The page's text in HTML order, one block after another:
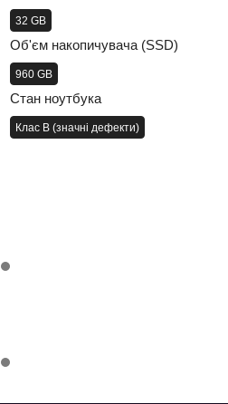
32 GB
Об'єм накопичувача (SSD)
960 GB
Стан ноутбука
Клас B (значні дефекти)